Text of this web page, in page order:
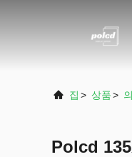
집 > 상품>
Polcd